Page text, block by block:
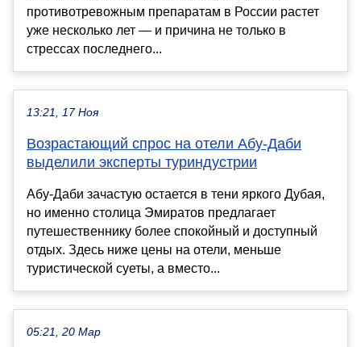
противотревожным препаратам в России растет
уже несколько лет — и причина не только в
стрессах последнего...
13:21, 17 Ноя
Возрастающий спрос на отели Абу-Даби
выделили эксперты туриндустрии
Абу-Даби зачастую остается в тени яркого Дубая,
но именно столица Эмиратов предлагает
путешественнику более спокойный и доступный
отдых. Здесь ниже цены на отели, меньше
туристической суеты, а вместо...
05:21, 20 Мар